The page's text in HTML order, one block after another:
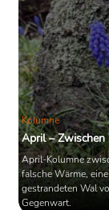
Kolumne
April –
April-Kolumne
falsche Wärme,
gestrandeten Wal
Gegenwart.